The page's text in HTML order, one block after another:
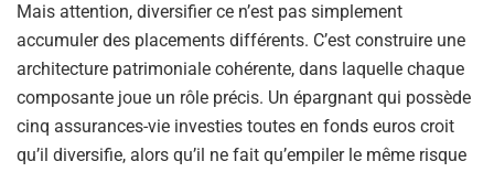
Mais attention, diversifier ce n’est pas simplement
accumuler des placements différents. C’est construire une
architecture patrimoniale cohérente, dans laquelle chaque
composante joue un rôle précis. Un épargnant qui possède
cinq assurances-vie investies toutes en fonds euros croit
qu’il diversifie, alors qu’il ne fait qu’empiler le même risque